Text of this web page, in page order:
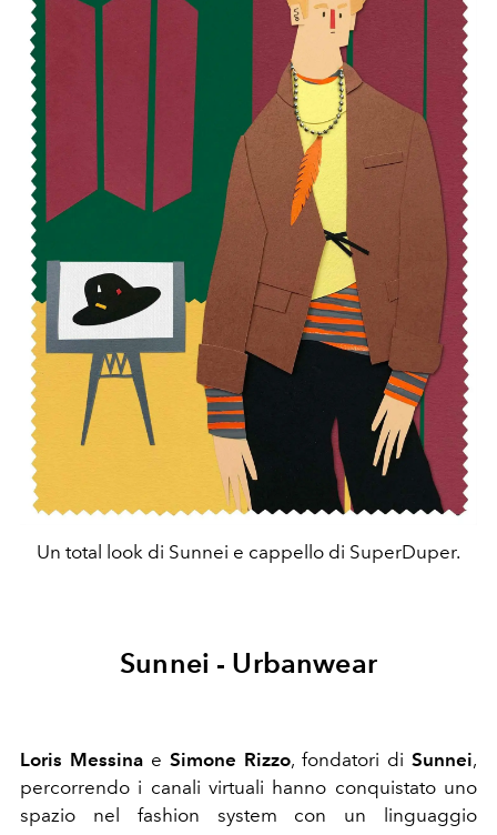
Un total look di Sunnei e cappello di SuperDuper.
Sunnei - Urbanwear
Loris Messina e Simone Rizzo, fondatori di Sunnei,
percorrendo i canali virtuali hanno conquistato uno
spazio nel fashion system con un linguaggio